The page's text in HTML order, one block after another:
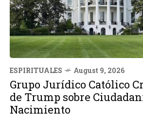
ESPIRITUALES August 9, 2026
Grupo Jurídico Católico
de Trump sobre
Nacimiento